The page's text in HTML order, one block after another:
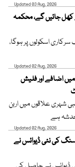
Updated 03 Aug, 2026
کھل جائیں گے، محکمہ
صرف سرکاری اسکولوں پر ہوگا،
Updated 02 Aug, 2026
اضافے اور فلیش
شہری علاقوں میں اربن
خدشہ ہے
Updated 02 Aug, 2026
سنگ کی نئی ڈیوائس نے